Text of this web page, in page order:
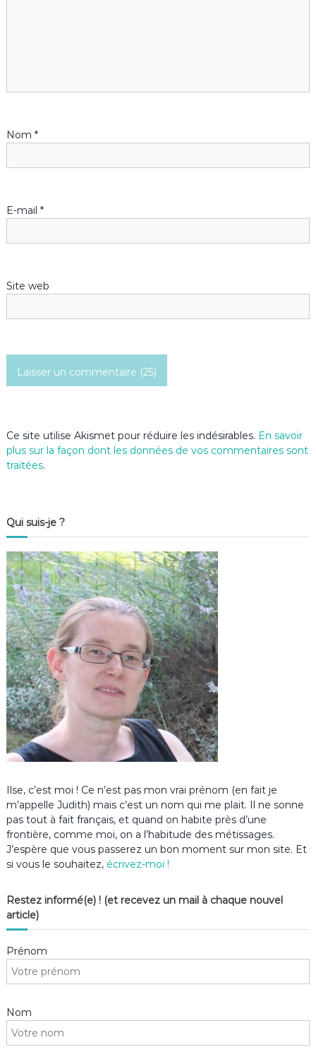
Nom *
E-mail *
Site web
Ce site utilise Akismet pour réduire les indésirables. En savoir
plus sur la façon dont les données de vos commentaires sont
traitées.
Qui suis-je ?
Ilse, c’est moi ! Ce n’est pas mon vrai prénom (en fait je
m’appelle Judith) mais c’est un nom qui me plait. Il ne sonne
pas tout à fait français, et quand on habite près d’une
frontière, comme moi, on a l’habitude des métissages.
J’espère que vous passerez un bon moment sur mon site. Et
si vous le souhaitez,écrivez-moi !
Restez informé(e) ! (et recevez un mail à chaque nouvel
article)
Prénom
Nom